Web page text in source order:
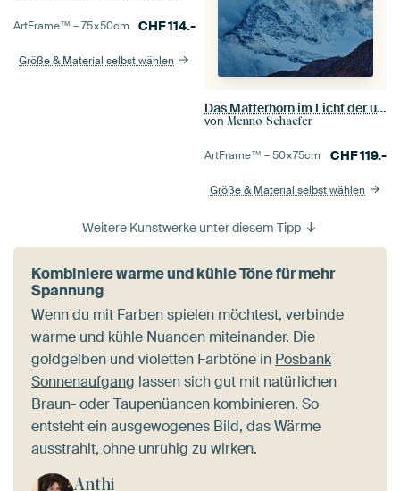
ArtFrame™ –75×50cm CHF114.-
Größe & Material selbst wählen
Das Matterhorn im Licht der untergehenden Sonne
von Menno Schaefer
ArtFrame™ –50×75cm CHF119.-
Größe & Material selbst wählen
Weitere Kunstwerke unter diesem Tipp
Kombiniere warme und kühle Töne für mehr
Spannung
Wenn du mit Farben spielen möchtest, verbinde
warme und kühle Nuancen miteinander. Die
goldgelben und violetten Farbtöne in Posbank
Sonnenaufgang lassen sich gut mit natürlichen
Braun- oder Taupenüancen kombinieren. So
entsteht ein ausgewogenes Bild, das Wärme
ausstrahlt, ohne unruhig zu wirken.
Anthi